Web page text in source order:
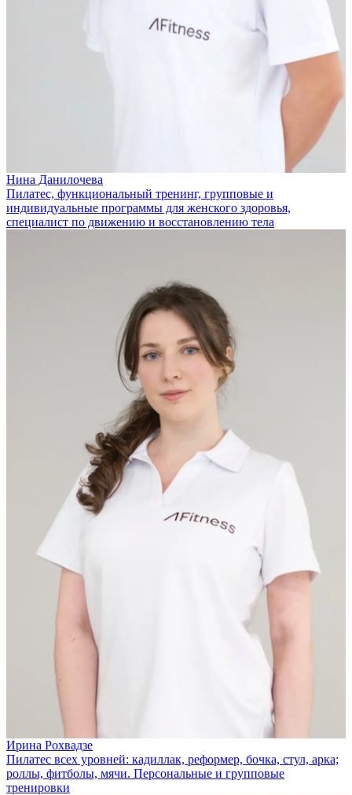
Нина Данилочева
Пилатес, функциональный тренинг, групповые и
индивидуальные программы для женского здоровья,
специалист по движению и восстановлению тела
Ирина Рохвадзе
Пилатес всех уровней: кадиллак, реформер, бочка, стул, арка;
роллы, фитболы, мячи. Персональные и групповые
тренировки